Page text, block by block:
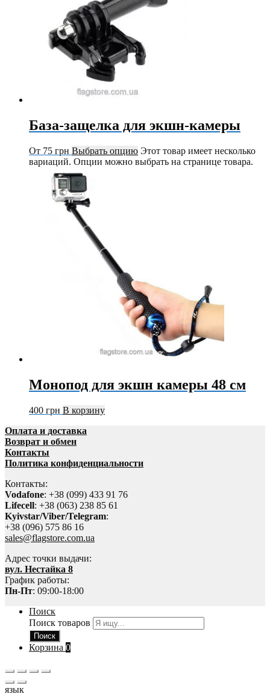
База-защелка для экшн-камеры
От 75 грн Выбрать опцию Этот товар имеет несколько
вариаций. Опции можно выбрать на странице товара.
Монопод для экшн камеры 48 см
400 грн В корзину
Оплата и доставка
Возврат и обмен
Контакты
Политика конфиденциальности
Контакты:
Vodafone: +38 (099) 433 91 76
Lifecell: +38 (063) 238 85 61
Kyivstar/Viber/Telegram:
+38 (096) 575 86 16
sales@flagstore.com.ua
Адрес точки выдачи:
вул. Нестайка 8
График работы:
Пн-Пт: 09:00-18:00
Поиск
Поиск товаров
Поиск
Корзина 0
язык